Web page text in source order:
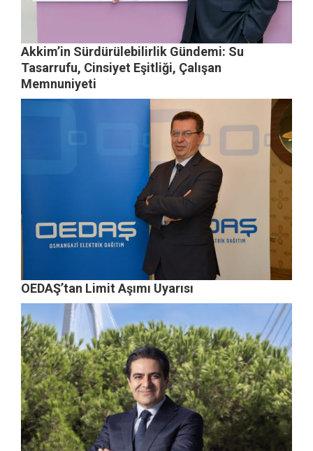
Akkim’in Sürdürülebilirlik Gündemi: Su
Tasarrufu, Cinsiyet Eşitliği, Çalışan
Memnuniyeti
OEDAŞ’tan Limit Aşımı Uyarısı